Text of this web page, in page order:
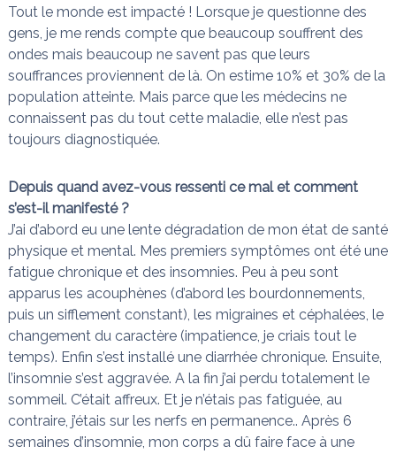
Tout le monde est impacté ! Lorsque je questionne des
gens, je me rends compte que beaucoup souffrent des
ondes mais beaucoup ne savent pas que leurs
souffrances proviennent de là. On estime 10% et 30% de la
population atteinte. Mais parce que les médecins ne
connaissent pas du tout cette maladie, elle n’est pas
toujours diagnostiquée.
Depuis quand avez-vous ressenti ce mal et comment
s’est-il manifesté ?
J’ai d’abord eu une lente dégradation de mon état de santé
physique et mental. Mes premiers symptômes ont été une
fatigue chronique et des insomnies. Peu à peu sont
apparus les acouphènes (d’abord les bourdonnements,
puis un sifflement constant), les migraines et céphalées, le
changement du caractère (impatience, je criais tout le
temps). Enfin s’est installé une diarrhée chronique. Ensuite,
l’insomnie s’est aggravée. A la fin j’ai perdu totalement le
sommeil. C’était affreux. Et je n’étais pas fatiguée, au
contraire, j’étais sur les nerfs en permanence.. Après 6
semaines d’insomnie, mon corps a dû faire face à une